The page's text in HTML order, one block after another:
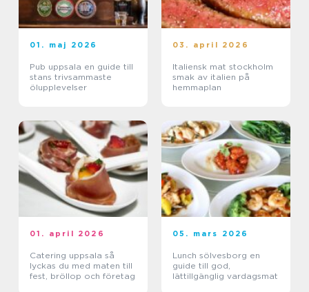
01. maj 2026
Pub uppsala en guide till
stans trivsammaste
ölupplevelser
03. april 2026
Italiensk mat stockholm
smak av italien på
hemmaplan
01. april 2026
Catering uppsala så
lyckas du med maten till
fest, bröllop och företag
05. mars 2026
Lunch sölvesborg en
guide till god,
lättillgänglig vardagsmat